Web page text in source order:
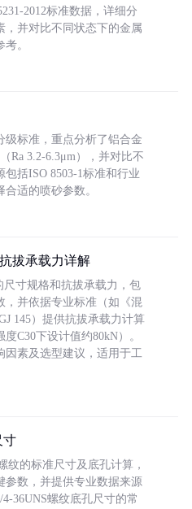
2012标准数据，详细分
，并对比不同状态下的金属
。
级标准，重点分析了铝合金
Ra 3.2-6.3μm），并对比不
括ISO 8503-1标准和行业
适的喷砂参数。
拔承载力详解
寸规格和抗拔承载力，包
，并依据专业标准（如《混
145）提供抗拔承载力计算
C30下设计值约80kN）。
因素及选型建议，适用于工
寸
纹的标准尺寸及底孔计算，
参数，并提供专业数据来源
4-36UNS螺纹底孔尺寸的常